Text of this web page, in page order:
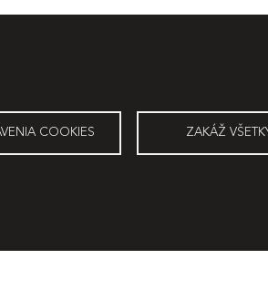
COOKIES ZAKÁŽ